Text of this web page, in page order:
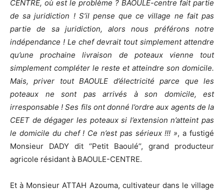
CENTRE, où est le problème ? BAOULE-centre fait partie
de sa juridiction ! S’il pense que ce village ne fait pas
partie de sa juridiction, alors nous préférons notre
indépendance ! Le chef devrait tout simplement attendre
qu’une prochaine livraison de poteaux vienne tout
simplement compléter le reste et atteindre son domicile.
Mais, priver tout BAOULE d’électricité parce que les
poteaux ne sont pas arrivés à son domicile, est
irresponsable ! Ses fils ont donné l’ordre aux agents de la
CEET de dégager les poteaux si l’extension n’atteint pas
le domicile du chef ! Ce n’est pas sérieux !!! », a fustigé
Monsieur DADY dit ‘’Petit Baoulé’’, grand producteur
agricole résidant à BAOULE-CENTRE.
Et à Monsieur ATTAH Azouma, cultivateur dans le village